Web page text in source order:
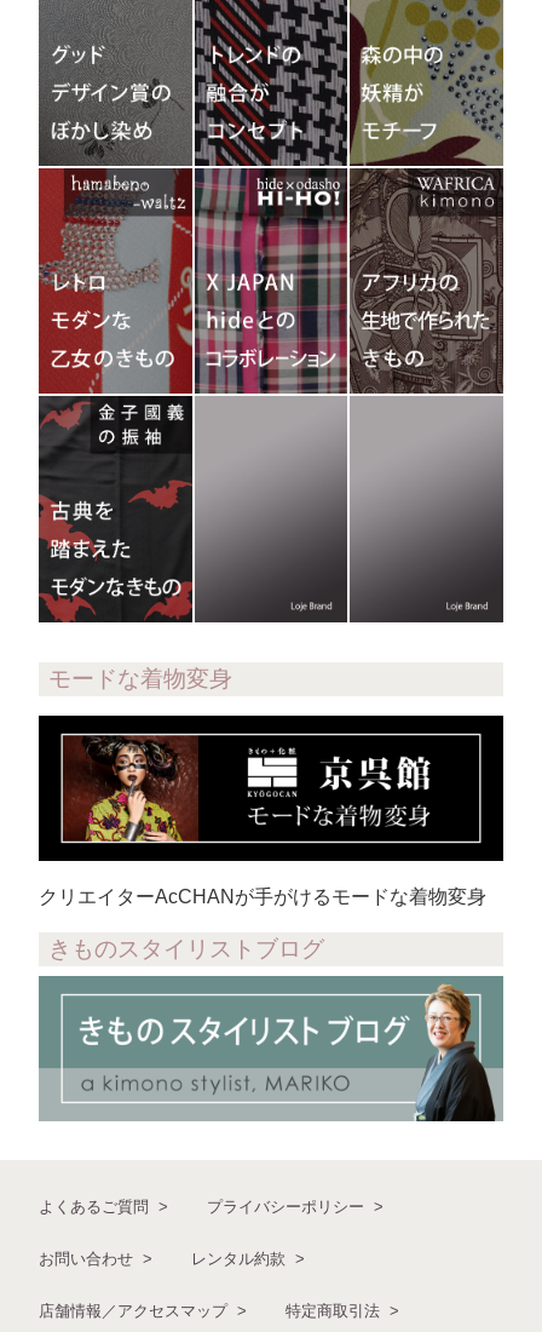
モードな着物変身
クリエイターAcCHANが手がけるモードな着物変身
きものスタイリストブログ
よくあるご質問 プライバシーポリシー
お問い合わせ レンタル約款
店舗情報／アクセスマップ 特定商取引法